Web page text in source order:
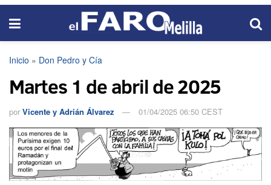
Inicio » Don Pedro y Cía
Martes 1 de abril de 2025
por Vicente y Adrián Álvarez 01/04/2025 06:50 CEST